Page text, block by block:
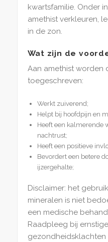
kwartsfamilie. Onder
amethist verkleuren,
in de zon.
Wat zijn de
Aan amethist
toegeschreven:
Werkt zuiverend;
Helpt bij hoofdpijn en
Heeft een kalmerende
nachtrust;
Heeft een positieve
Bevordert een betere
ijzergehalte;
Disclaimer: het
mineralen is niet
een medische
Raadpleeg bij
gezondheidsklachten